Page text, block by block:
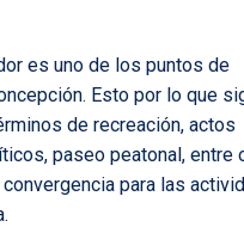
es uno de los puntos de
Esto por lo que
de recreación, actos
paseo peatonal, entre
para las